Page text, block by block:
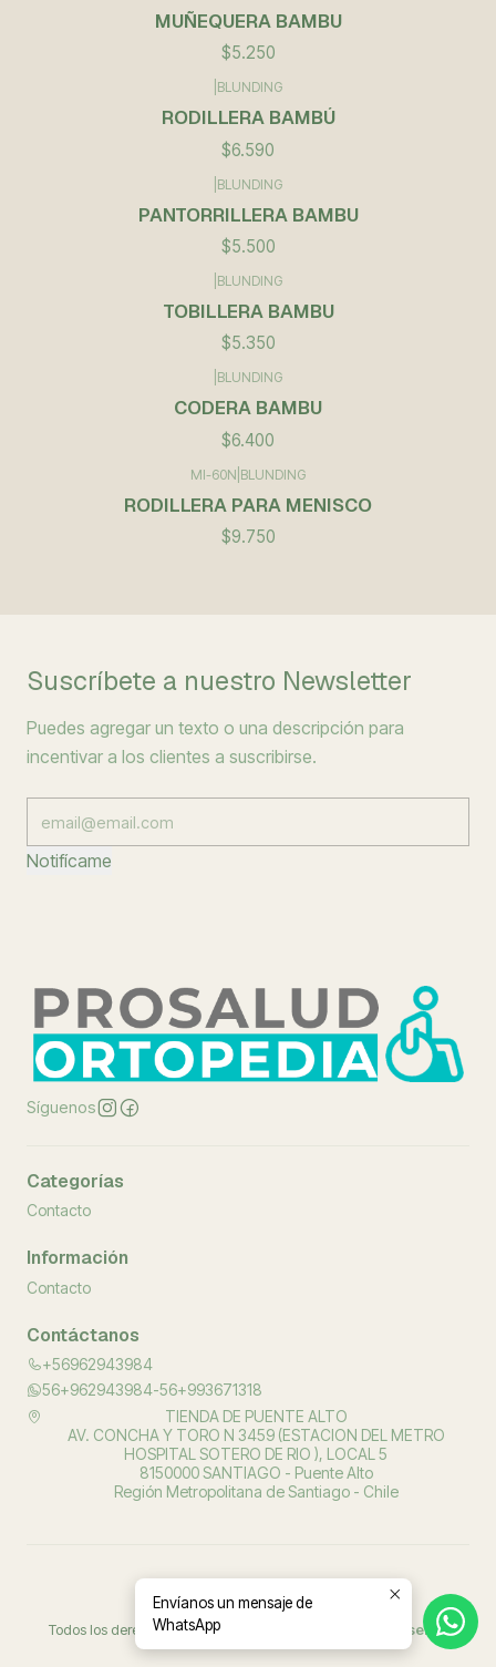
MUÑEQUERA BAMBU
$5.250
BLUNDING
RODILLERA BAMBÚ
$6.590
BLUNDING
PANTORRILLERA BAMBU
$5.500
BLUNDING
TOBILLERA BAMBU
$5.350
BLUNDING
CODERA BAMBU
$6.400
MI-60N BLUNDING
RODILLERA PARA MENISCO
$9.750
Suscríbete a nuestro Newsletter
Puedes agregar un texto o una descripción para
incentivar a los clientes a suscribirse.
Notifícame
Síguenos
Categorías
Contacto
Información
Contacto
Contáctanos
+56962943984
56+962943984-56+993671318
TIENDA DE PUENTE ALTO
AV. CONCHA Y TORO N 3459 (ESTACION DEL METRO
HOSPITAL SOTERO DE RIO ), LOCAL 5
8150000 SANTIAGO - Puente Alto
Región Metropolitana de Santiago - Chile
2026 PROSALUD ORTOPEDIA.
Todos los derechos reservados.
Desarrollado por Jumpseller.
Envíanos un mensaje de
WhatsApp